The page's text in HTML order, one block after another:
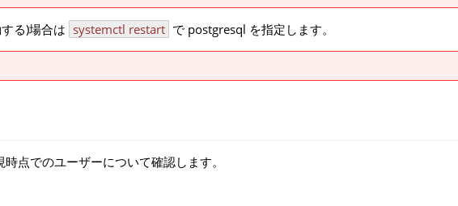
る)場合は systemctl restart で postgresql を指定します。
点でのユーザーについて確認します。